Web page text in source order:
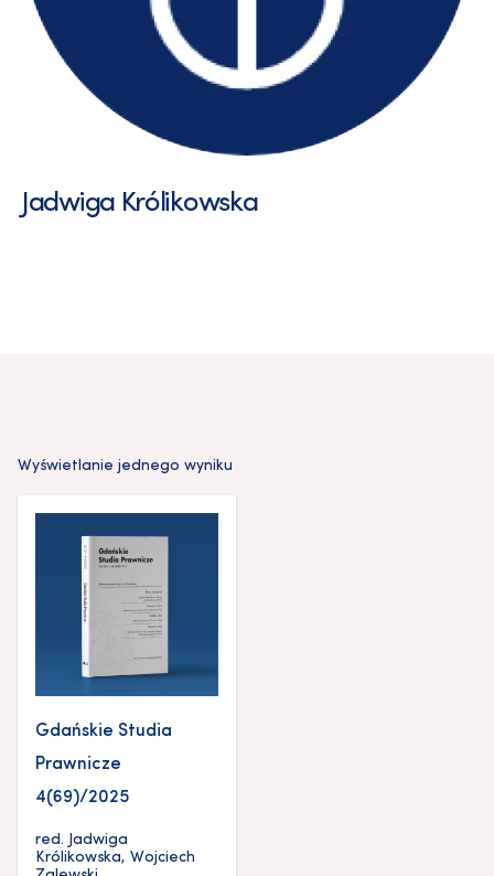
Jadwiga Królikowska
Wyświetlanie jednego wyniku
Gdańskie Studia
Prawnicze
4(69)/2025
red. Jadwiga
Królikowska, Wojciech